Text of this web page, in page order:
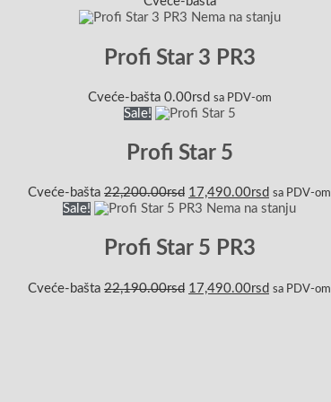
Nema na stanju
Profi Star 3 PR3
Cveće-bašta 0.00rsd sa PDV-om
Sale!
Profi Star 5
Cveće-bašta 22,200.00rsd 17,490.00rsd sa PDV-om
Sale! Nema na stanju
Profi Star 5 PR3
Cveće-bašta 22,190.00rsd 17,490.00rsd sa PDV-om